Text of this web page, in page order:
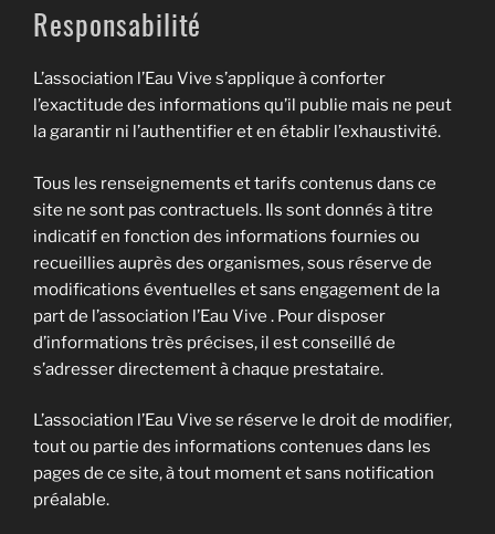
Responsabilité
L’association l’Eau Vive s’applique à conforter
l’exactitude des informations qu’il publie mais ne peut
la garantir ni l’authentifier et en établir l’exhaustivité.
Tous les renseignements et tarifs contenus dans ce
site ne sont pas contractuels. Ils sont donnés à titre
indicatif en fonction des informations fournies ou
recueillies auprès des organismes, sous réserve de
modifications éventuelles et sans engagement de la
part de l’association l’Eau Vive . Pour disposer
d’informations très précises, il est conseillé de
s’adresser directement à chaque prestataire.
L’association l’Eau Vive se réserve le droit de modifier,
tout ou partie des informations contenues dans les
pages de ce site, à tout moment et sans notification
préalable.